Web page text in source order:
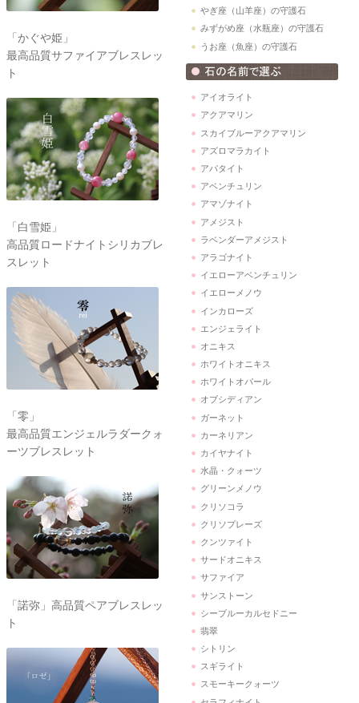
「かぐや姫」
最高品質サファイアブレスレッ
ト
「白雪姫」
高品質ロードナイトシリカブレ
スレット
「零」
最高品質エンジェルラダークォ
ーツブレスレット
「諾弥」高品質ペアブレスレッ
ト
やぎ座（山羊座）の守護石
みずがめ座（水瓶座）の守護石
うお座（魚座）の守護石
アイオライト
アクアマリン
スカイブルーアクアマリン
アズロマラカイト
アパタイト
アベンチュリン
アマゾナイト
アメジスト
ラベンダーアメジスト
アラゴナイト
イエローアベンチュリン
イエローメノウ
インカローズ
エンジェライト
オニキス
ホワイトオニキス
ホワイトオパール
オブシディアン
ガーネット
カーネリアン
カイヤナイト
水晶・クォーツ
グリーンメノウ
クリソコラ
クリソプレーズ
クンツァイト
サードオニキス
サファイア
サンストーン
シーブルーカルセドニー
翡翠
シトリン
スギライト
スモーキークォーツ